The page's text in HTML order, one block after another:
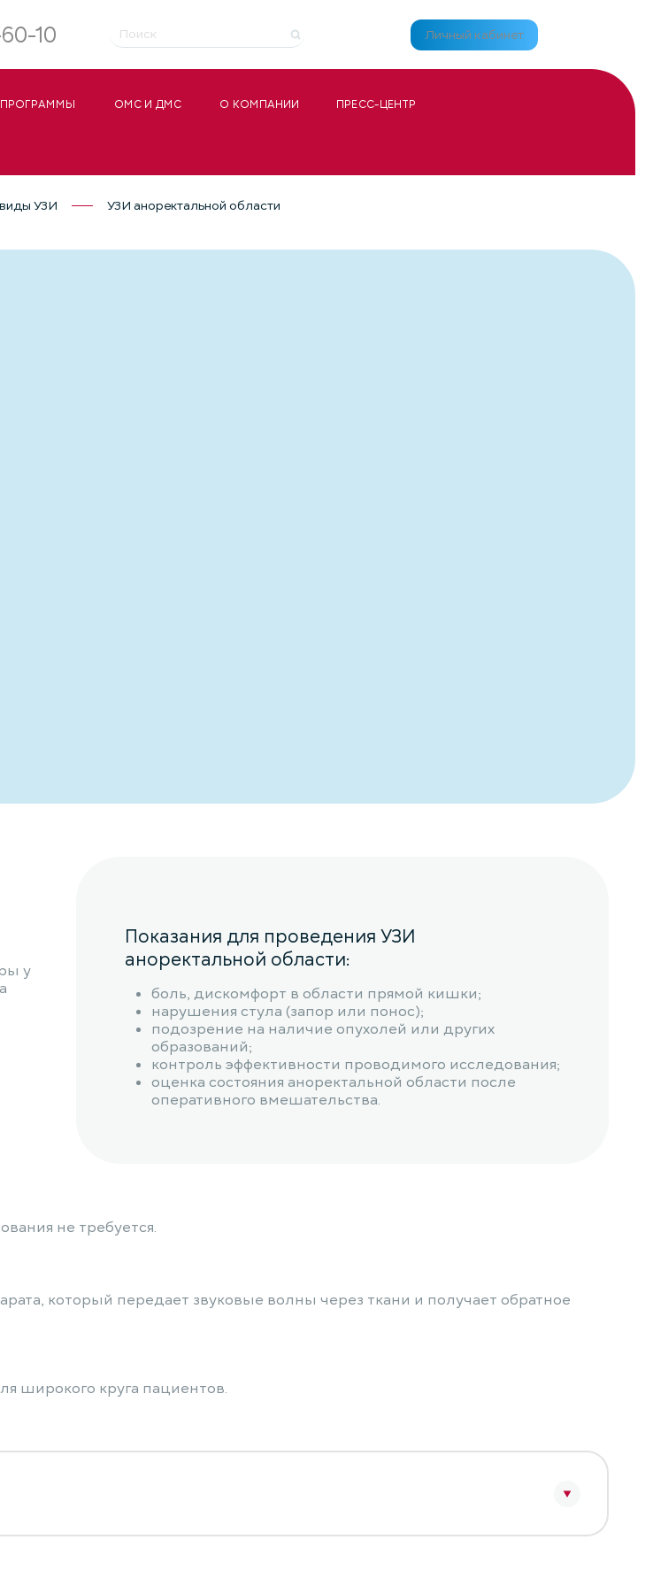
10 Личный кабинет
ПРОГРАММЫ ОМС И ДМС О КОМПАНИИ ПРЕСС-ЦЕНТР
УЗИ УЗИ аноректальной области
у
Показания для проведения УЗИ
аноректальной области:
боль, дискомфорт в области прямой кишки;
нарушения стула (запор или понос);
подозрение на наличие опухолей или других
образований;
контроль эффективности проводимого исследования;
оценка состояния аноректальной области после
оперативного вмешательства.
не требуется.
который передает звуковые волны через ткани и получает обратное
широкого круга пациентов.